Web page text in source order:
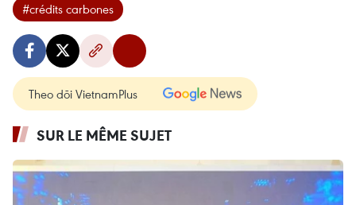
#crédits carbones
Theo dõi VietnamPlus
SUR LE MÊME SUJET